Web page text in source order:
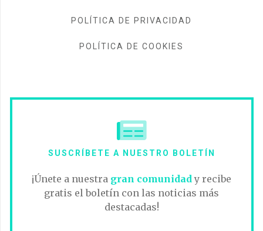
POLÍTICA DE PRIVACIDAD
POLÍTICA DE COOKIES
SUSCRÍBETE A NUESTRO BOLETÍN
¡Únete a nuestra gran comunidad y recibe
gratis el boletín con las noticias más
destacadas!